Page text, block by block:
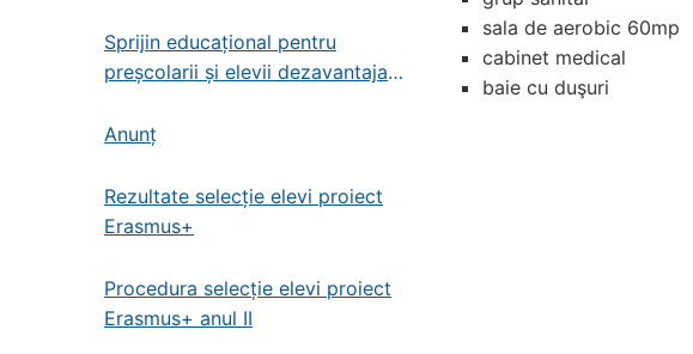
Sprijin educațional pentru
preșcolarii și elevii dezavantajați
preșcolar, primar și gimnazial
Anunț
Rezultate selecție elevi proiect
Erasmus+
Procedura selecție elevi proiect
Erasmus+ anul II
sala de aerobic 60mp
cabinet medical
baie cu duşuri